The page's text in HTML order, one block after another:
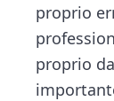
proprio
proprio